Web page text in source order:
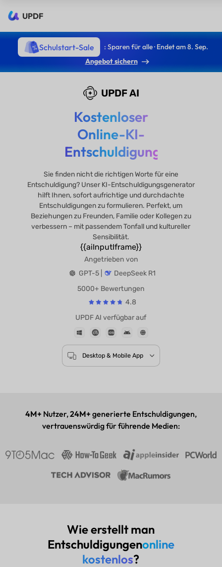
UPDF
Schulstart-Sale
: Sparen für alle · Endet am 8. Sep.
Angebot sichern
UPDF AI
Kostenloser
Online-KI-
Sie finden nicht die richtigen Worte für eine
Entschuldigung? Unser KI-Entschuldigungsgenerator
hilft Ihnen, sofort aufrichtige und durchdachte
Entschuldigungen zu formulieren. Perfekt, um
Beziehungen zu Freunden, Familie oder Kollegen zu
verbessern – mit passendem Tonfall und kultureller
Sensibilität.
{{aiInputIframe}}
Angetrieben von
5000+ Bewertungen
4.8
UPDF AI verfügbar auf
4M+ Nutzer,24M+ generierte Entschuldigungen,
vertrauenswürdig für führende Medien:
Wie erstellt man
Entschuldigungenonline
kostenlos?